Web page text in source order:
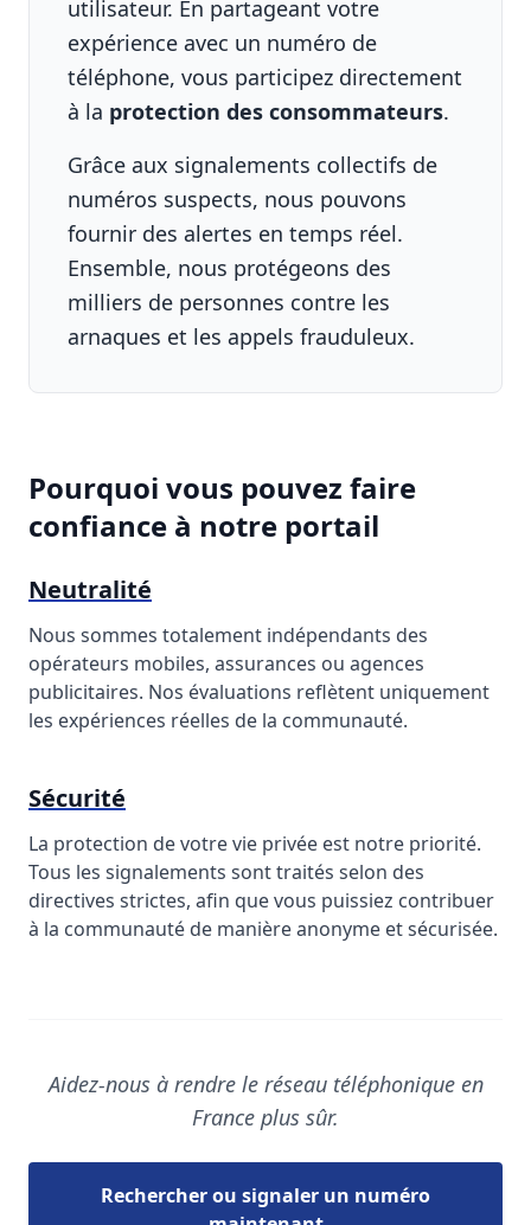
utilisateur. En partageant votre
expérience avec un numéro de
téléphone, vous participez directement
à la protection des consommateurs.
Grâce aux signalements collectifs de
numéros suspects, nous pouvons
fournir des alertes en temps réel.
Ensemble, nous protégeons des
milliers de personnes contre les
arnaques et les appels frauduleux.
Pourquoi vous pouvez faire
confiance à notre portail
Neutralité
Nous sommes totalement indépendants des
opérateurs mobiles, assurances ou agences
publicitaires. Nos évaluations reflètent uniquement
les expériences réelles de la communauté.
Sécurité
La protection de votre vie privée est notre priorité.
Tous les signalements sont traités selon des
directives strictes, afin que vous puissiez contribuer
à la communauté de manière anonyme et sécurisée.
Aidez-nous à rendre le réseau téléphonique en
France plus sûr.
Rechercher ou signaler un numéro